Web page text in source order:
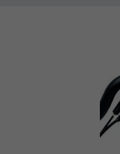
i konserwacji roweru